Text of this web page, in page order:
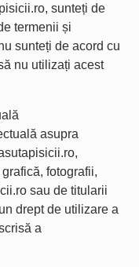
sunteți de
termenii și
sunteți de acord cu
nu utilizați acest
asupra
fotografii,
sau de titularii
drept de utilizare a
a